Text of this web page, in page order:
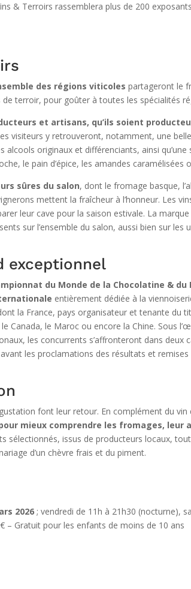
& Terroirs rassemblera plus de 200
des régions viticoles partageront le
terroir, pour goûter à toutes les spécialités
et artisans, qu’ils soient
visiteurs y retrouveront, notamment, une
alcools originaux et différenciants, ainsi
le pain d’épice, les amandes caramélisées
sûres du salon, dont le fromage basque,
mettent la fraîcheur à l’honneur. Les
leur cave pour la saison estivale. La marque
sur l’ensemble du salon, aussi bien sur les
exceptionnel
du Monde de la Chocolatine & du
entièrement dédiée à la
la France, pays organisateur et tenante du
Canada, le Maroc ou encore la Chine. Sous
les concurrents s’affronteront dans deux
les proclamations des résultats et remises
font leur retour. En complément du vin
mieux comprendre les fromages,
sélectionnés, issus de producteurs locaux,
d’un chèvre frais et du piment.
2026; vendredi de 11h à 21h30 (nocturne),
– Gratuit pour les enfants de moins de 10 ans